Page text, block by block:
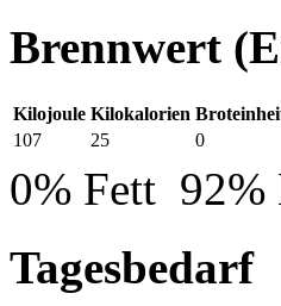
Brennwert
Kilojoule Kilokalorien
107
25 0
0% Fett 92%
Tagesbedarf